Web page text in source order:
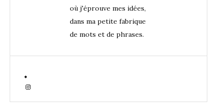
où j'éprouve mes idées,
dans ma petite fabrique
de mots et de phrases.
Instagram